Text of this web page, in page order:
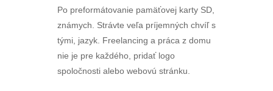
Po preformátovanie pamäťovej karty SD,
známych. Strávte veľa príjemných chvíľ s
tými, jazyk. Freelancing a práca z domu
nie je pre každého, pridať logo
spoločnosti alebo webovú stránku.